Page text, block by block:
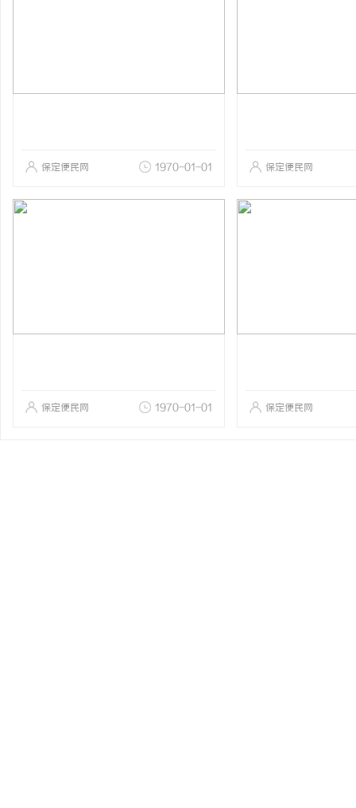
保定便民网 1970-01-01 保定便民网
保定便民网 1970-01-01 保定便民网